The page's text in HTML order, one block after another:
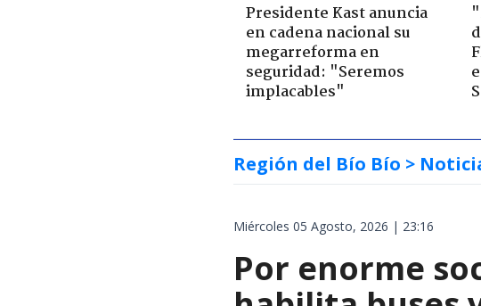
Presidente Kast anuncia
en cadena nacional su
megarreforma en
seguridad: "Seremos
implacables"
Región del Bío Bío >
Miércoles 05 Agosto, 2026 | 23:16
Por enorme